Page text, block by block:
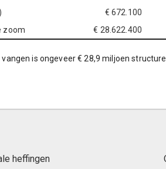
€ 672.100
zoom
€ 28.622.400
is ongeveer € 28,9 miljoen
heffingen